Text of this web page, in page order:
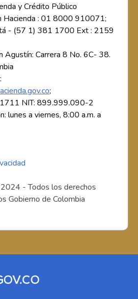
y Crédito Público
Hacienda : 01 8000 910071;
- (57 1) 381 1700 Ext : 2159
Agustín: Carrera 8 No. 6C- 38.
;
NIT: 899.999.090-2
lunes a viernes, 8:00 a.m. a
- Todos los derechos
Gobierno de Colombia